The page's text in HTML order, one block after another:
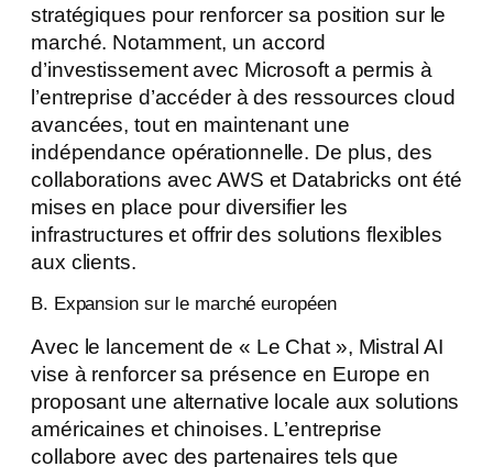
stratégiques pour renforcer sa position sur le
marché. Notamment, un accord
d’investissement avec Microsoft a permis à
l’entreprise d’accéder à des ressources cloud
avancées, tout en maintenant une
indépendance opérationnelle. De plus, des
collaborations avec AWS et Databricks ont été
mises en place pour diversifier les
infrastructures et offrir des solutions flexibles
aux clients.
B. Expansion sur le marché européen
Avec le lancement de « Le Chat », Mistral AI
vise à renforcer sa présence en Europe en
proposant une alternative locale aux solutions
américaines et chinoises. L’entreprise
collabore avec des partenaires tels que